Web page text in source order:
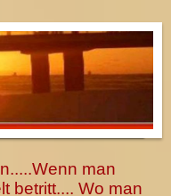
man
betritt.... Wo man